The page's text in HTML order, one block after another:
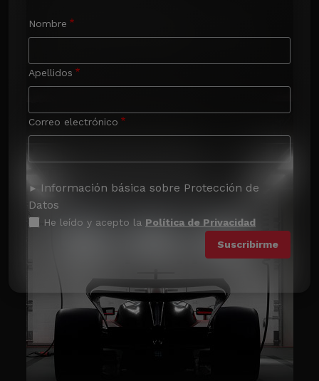
Nombre
Apellidos
Correo electrónico
Información básica sobre Protección de
Datos
He leído y acepto la Política de Privacidad